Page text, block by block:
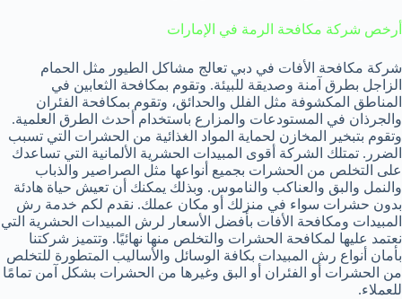
أرخص شركة مكافحة الرمة في الإمارات
شركة مكافحة الأفات في دبي تعالج مشاكل الطيور مثل الحمام
الزاجل بطرق آمنة وصديقة للبيئة. وتقوم بمكافحة الثعابين في
المناطق المكشوفة مثل الفلل والحدائق، وتقوم بمكافحة الفئران
والجرذان في المستودعات والمزارع باستخدام أحدث الطرق العلمية.
وتقوم بتبخير المخازن لحماية المواد الغذائية من الحشرات التي تسبب
الضرر. تمتلك الشركة أقوى المبيدات الحشرية الألمانية التي تساعدك
على التخلص من الحشرات بجميع أنواعها مثل الصراصير والذباب
والنمل والبق والعناكب والناموس. وبذلك يمكنك أن تعيش حياة هادئة
بدون حشرات سواء في منزلك أو مكان عملك. نقدم لكم خدمة رش
المبيدات ومكافحة الأفات بأفضل الأسعار لرش المبيدات الحشرية التي
نعتمد عليها لمكافحة الحشرات والتخلص منها نهائيًا. وتتميز شركتنا
بأمان أنواع رش المبيدات بكافة الوسائل والأساليب المتطورة للتخلص
من الحشرات أو الفئران أو البق وغيرها من الحشرات بشكل آمن تمامًا
للعملاء.